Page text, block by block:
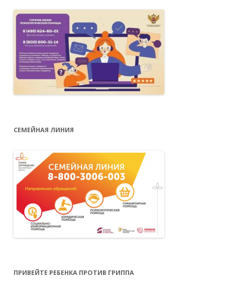
СЕМЕЙНАЯ ЛИНИЯ
ПРИВЕЙТЕ РЕБЕНКА ПРОТИВ ГРИППА